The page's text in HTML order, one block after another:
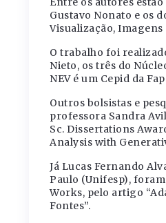
Gustavo Nonato e os
Visualização, Imagens
O trabalho foi
Nieto, os três do
NEV é um Cepid da
Outros bolsistas e
professora Sandra
Sc. Dissertations
Analysis with
Já Lucas Fernando
Paulo (Unifesp),
Works, pelo artigo
Fontes”.